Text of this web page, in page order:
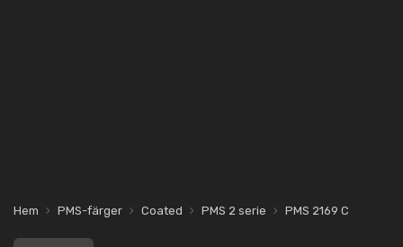
Hem PMS-färger Coated PMS 2 serie PMS 2169 C